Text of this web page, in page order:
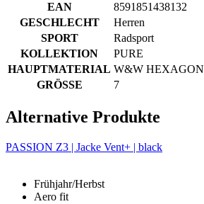
EAN
8591851438132
GESCHLECHT
Herren
SPORT
Radsport
KOLLEKTION
PURE
HAUPTMATERIAL W&W HEXAGON
GRÖSSE
7
Alternative Produkte
PASSION Z3 | Jacke Vent+ | black
Frühjahr/Herbst
Aero fit